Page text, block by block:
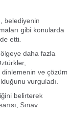
belediyenin
gibi konularda
etti.
daha fazla
dinlemenin ve çözüm
vurguladı.
belirterek
Sınav